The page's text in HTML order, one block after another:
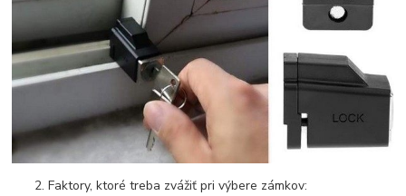
Faktory, ktoré treba zvážiť pri výbere zámkov: